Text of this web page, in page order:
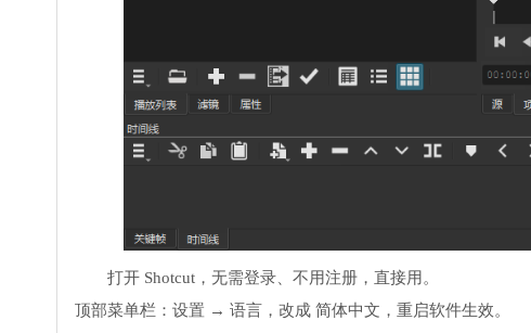
打开 Shotcut，无需登录、不用注册，直接用。
顶部菜单栏：设置 → 语言，改成 简体中文，重启软件生效。